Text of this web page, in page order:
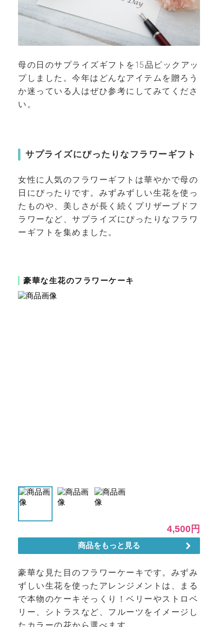
母の日のサプライズギフトを15品ピックアッ
プしました。今年はどんなアイテムを贈ろう
か迷っている人はぜひ参考にしてみてくださ
い。
サプライズにぴったりなフラワーギフト
女性に人気のフラワーギフトは華やかで母の
日にぴったりです。みずみずしい生花を使っ
たものや、美しさが長く続くプリザーブドフ
ラワーなど、サプライズにぴったりなフラワ
ーギフトを集めました。
豪華な生花のフラワーケーキ
豪華な見た目のフラワーケーキです。みずみ
ずしい生花を使ったアレンジメントは、まる
で本物のケーキそっくり！ベリーやストロベ
リー、シトラスなど、フルーツをイメージし